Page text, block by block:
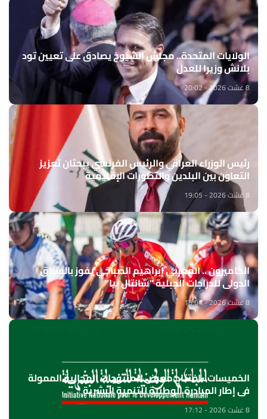
الولايات المتحدة.. مجلس الشيوخ يصادق على تعيين تود
بلانش وزيرا للعدل
8 غشت 2026 - 20:02
رئيس الوزراء العراقي والرئيس الفرنسي يبحثان تعزيز
التعاون بين البلدين والتطورات الإقليمية
8 غشت 2026 - 19:05
الكاميرون .. المغربي إبراهيم الصباحي يفوز بالسباق
الدولي للدراجات الجبلية "شانتال بيا"
8 غشت 2026 - 18:04
الخميسات ..افتتاح معرض للمنتوجات المجالية الممولة
في إطار المبادرة الوطنية للتنمية البشرية
8 غشت 2026 - 17:12